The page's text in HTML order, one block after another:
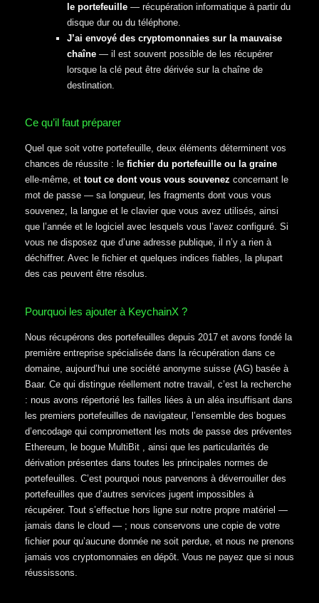
le portefeuille— récupération informatique à partir du
disque dur ou du téléphone.
J’ai envoyé des cryptomonnaies sur la mauvaise
chaîne— il est souvent possible de les récupérer
lorsque la clé peut être dérivée sur la chaîne de
destination.
Ce qu’il faut préparer
Quel que soit votre portefeuille, deux éléments déterminent vos
chances de réussite : le fichier du portefeuille ou la graine
elle-même, et tout ce dont vous vous souvenez concernant le
mot de passe — sa longueur, les fragments dont vous vous
souvenez, la langue et le clavier que vous avez utilisés, ainsi
que l’année et le logiciel avec lesquels vous l’avez configuré. Si
vous ne disposez que d’une adresse publique, il n’y a rien à
déchiffrer. Avec le fichier et quelques indices fiables, la plupart
des cas peuvent être résolus.
Pourquoi les ajouter à KeychainX ?
Nous récupérons des portefeuilles depuis 2017 et avons fondé la
première entreprise spécialisée dans la récupération dans ce
domaine, aujourd’hui une société anonyme suisse (AG) basée à
Baar. Ce qui distingue réellement notre travail, c’est la recherche
: nous avons répertorié les failles liées à un aléa insuffisant dans
les premiers portefeuilles de navigateur, l’ensemble des bogues
d’encodage qui compromettent les mots de passe des préventes
Ethereum, le bogue MultiBit , ainsi que les particularités de
dérivation présentes dans toutes les principales normes de
portefeuilles. C’est pourquoi nous parvenons à déverrouiller des
portefeuilles que d’autres services jugent impossibles à
récupérer. Tout s’effectue hors ligne sur notre propre matériel —
jamais dans le cloud — ; nous conservons une copie de votre
fichier pour qu’aucune donnée ne soit perdue, et nous ne prenons
jamais vos cryptomonnaies en dépôt. Vous ne payez que si nous
réussissons.